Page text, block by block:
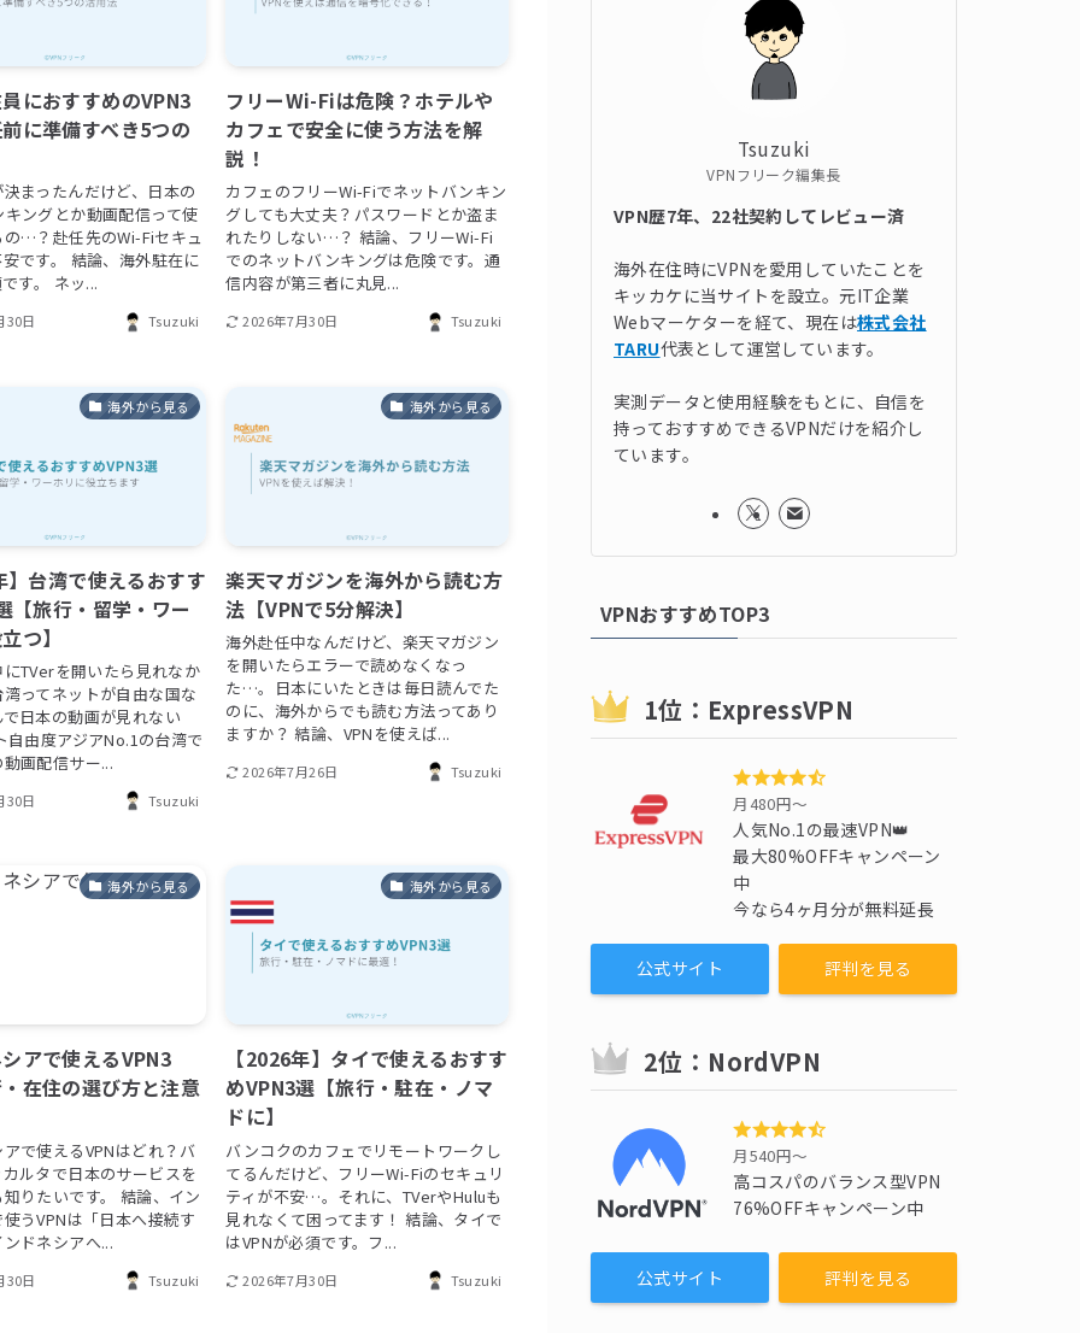
におすすめのVPN3
に準備すべき5つの
まったんだけど、日本の
ングとか動画配信って使
の…？赴任先のWi-Fiセキュ
です。 結論、海外駐在に
す。 ネッ...
30日 Tsuzuki
フリーWi-Fiは危険？ホテルや
カフェで安全に使う方法を解
説！
カフェのフリーWi-Fiでネットバンキン
グしても大丈夫？パスワードとか盗ま
れたりしない…？ 結論、フリーWi-Fi
でのネットバンキングは危険です。通
信内容が第三者に丸見...
2026年7月30日 Tsuzuki
海外から見る
】台湾で使えるおすす
【旅行・留学・ワー
つ】
TVerを開いたら見れなか
ってネットが自由な国な
日本の動画が見れない
自由度アジアNo.1の台湾で
画配信サー...
30日 Tsuzuki
海外から見る
楽天マガジンを海外から読む方
法【VPNで5分解決】
海外赴任中なんだけど、楽天マガジン
を開いたらエラーで読めなくなっ
た…。日本にいたときは毎日読んでた
のに、海外からでも読む方法ってあり
ますか？ 結論、VPNを使えば...
2026年7月26日 Tsuzuki
海外から見る
アで使えるVPN3
在住の選び方と注意
で使えるVPNはどれ？バ
ルタで日本のサービスを
りたいです。 結論、イン
うVPNは「日本へ接続す
ドネシアへ...
30日 Tsuzuki
海外から見る
【2026年】タイで使えるおすす
めVPN3選【旅行・駐在・ノマ
ドに】
バンコクのカフェでリモートワークし
てるんだけど、フリーWi-Fiのセキュリ
ティが不安…。それに、TVerやHuluも
見れなくて困ってます！ 結論、タイで
はVPNが必須です。フ...
2026年7月30日 Tsuzuki
Tsuzuki
VPNフリーク編集長
VPN歴7年、22社契約してレビュー済
海外在住時にVPNを愛用していたことを
キッカケに当サイトを設立。元IT企業
Webマーケターを経て、現在は株式会社
TARU代表として運営しています。
実測データと使用経験をもとに、自信を
持っておすすめできるVPNだけを紹介し
ています。
VPNおすすめTOP3
1位：ExpressVPN
月480円〜
人気No.1の最速VPN👑
最大80%OFFキャンペーン
中
今なら4ヶ月分が無料延長
公式サイト 評判を見る
2位：NordVPN
月540円〜
高コスパのバランス型VPN
76%OFFキャンペーン中
公式サイト 評判を見る